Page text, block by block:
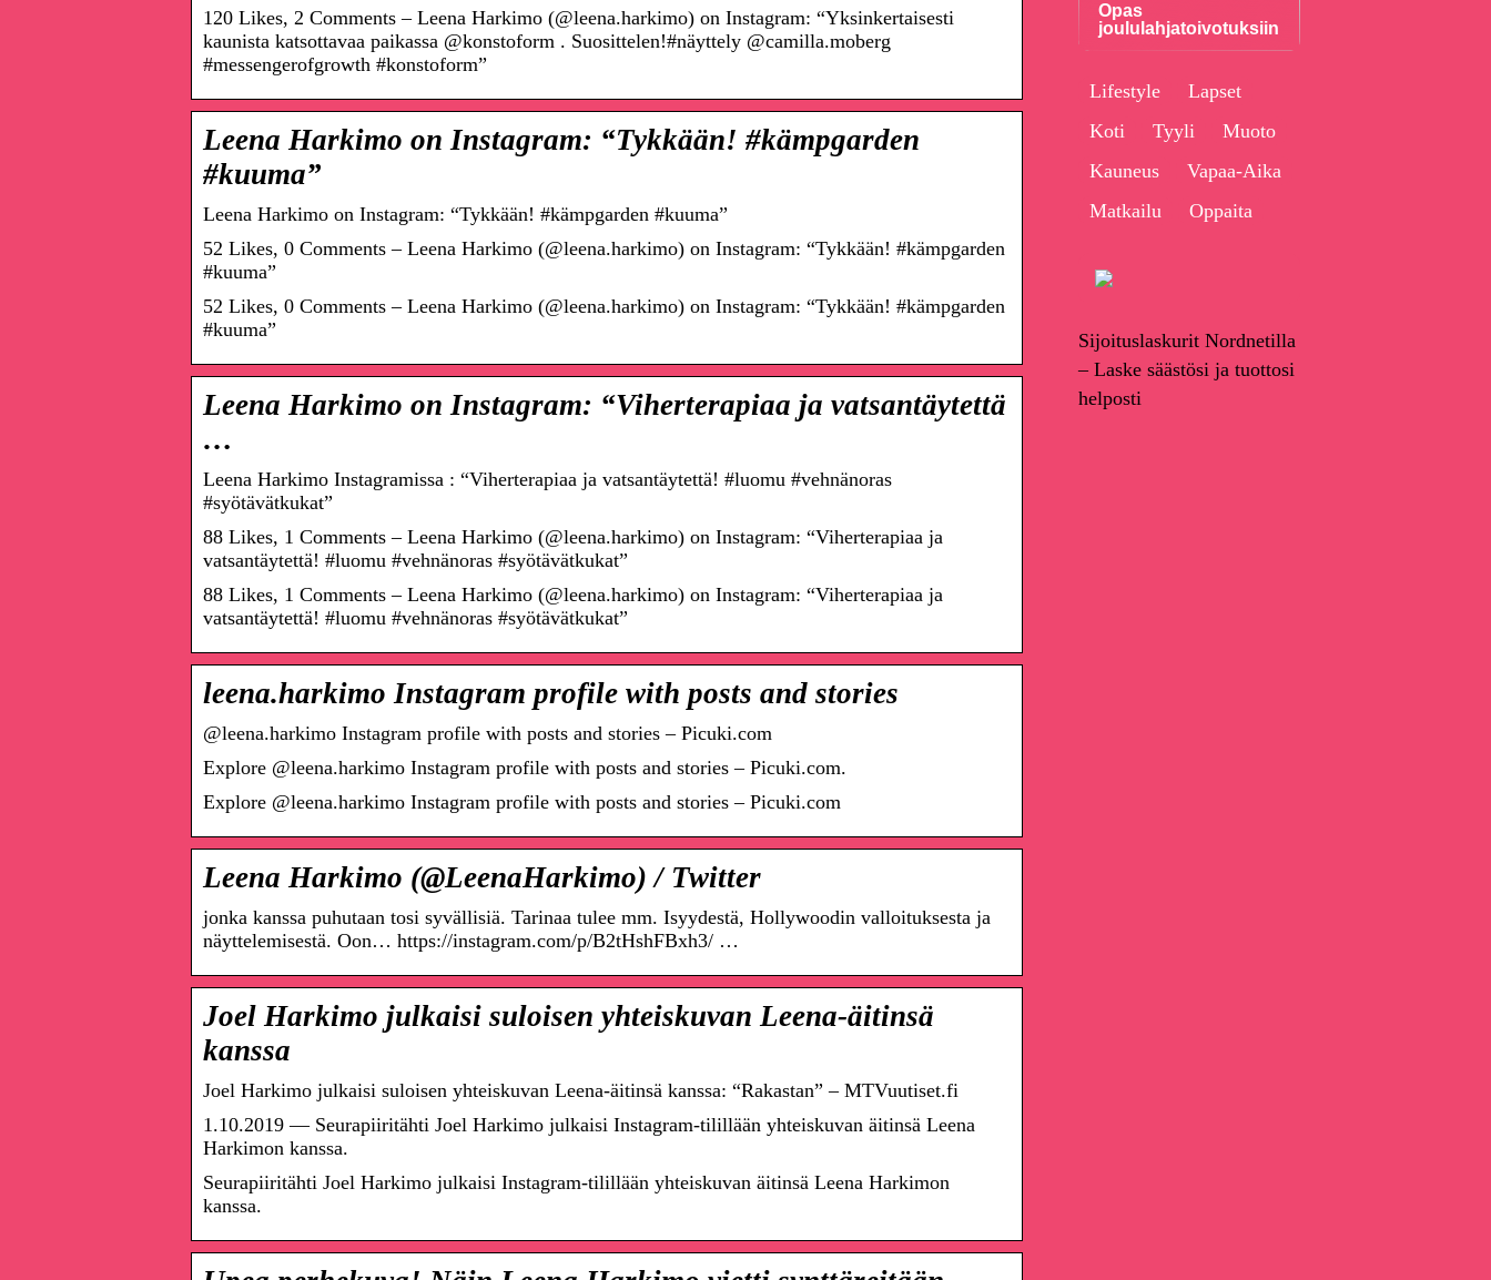
120 Likes, 2 Comments – Leena Harkimo (@leena.harkimo) on Instagram: “Yksinkertaisesti
kaunista katsottavaa paikassa @konstoform . Suosittelen!#näyttely @camilla.moberg
#messengerofgrowth #konstoform”
Leena Harkimo on Instagram: “Tykkään! #kämpgarden
#kuuma”
Leena Harkimo on Instagram: “Tykkään! #kämpgarden #kuuma”
52 Likes, 0 Comments – Leena Harkimo (@leena.harkimo) on Instagram: “Tykkään! #kämpgarden
#kuuma”
52 Likes, 0 Comments – Leena Harkimo (@leena.harkimo) on Instagram: “Tykkään! #kämpgarden
#kuuma”
Leena Harkimo on Instagram: “Viherterapiaa ja vatsantäytettä
…
Leena Harkimo Instagramissa : “Viherterapiaa ja vatsantäytettä! #luomu #vehnänoras
#syötävätkukat”
88 Likes, 1 Comments – Leena Harkimo (@leena.harkimo) on Instagram: “Viherterapiaa ja
vatsantäytettä! #luomu #vehnänoras #syötävätkukat”
88 Likes, 1 Comments – Leena Harkimo (@leena.harkimo) on Instagram: “Viherterapiaa ja
vatsantäytettä! #luomu #vehnänoras #syötävätkukat”
leena.harkimo Instagram profile with posts and stories
@leena.harkimo Instagram profile with posts and stories – Picuki.com
Explore @leena.harkimo Instagram profile with posts and stories – Picuki.com.
Explore @leena.harkimo Instagram profile with posts and stories – Picuki.com
Leena Harkimo (@LeenaHarkimo) / Twitter
jonka kanssa puhutaan tosi syvällisiä. Tarinaa tulee mm. Isyydestä, Hollywoodin valloituksesta ja
näyttelemisestä. Oon… https://instagram.com/p/B2tHshFBxh3/ …
Joel Harkimo julkaisi suloisen yhteiskuvan Leena-äitinsä
kanssa
Joel Harkimo julkaisi suloisen yhteiskuvan Leena-äitinsä kanssa: “Rakastan” – MTVuutiset.fi
1.10.2019 — Seurapiiritähti Joel Harkimo julkaisi Instagram-tilillään yhteiskuvan äitinsä Leena
Harkimon kanssa.
Seurapiiritähti Joel Harkimo julkaisi Instagram-tilillään yhteiskuvan äitinsä Leena Harkimon
kanssa.
Opas
joululahjatoivotuksiin
Lifestyle
Lapset
Koti
Tyyli
Muoto
Kauneus
Vapaa-Aika
Matkailu
Oppaita
Sijoituslaskurit Nordnetilla
– Laske säästösi ja tuottosi
helposti